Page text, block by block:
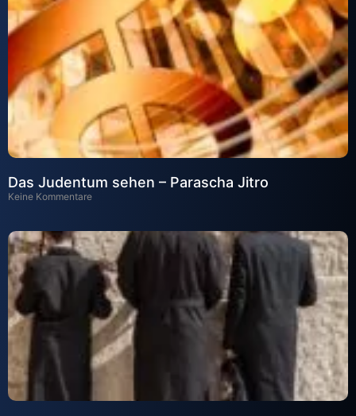
Das Judentum sehen – Parascha Jitro
Keine Kommentare